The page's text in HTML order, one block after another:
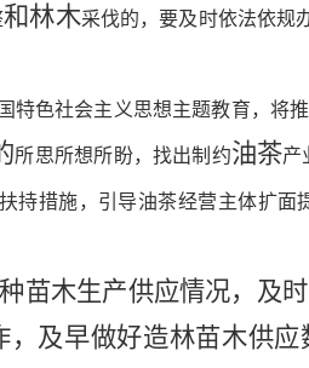
和林木采伐的，要及时依法依规
特色社会主义思想主题教育，将
所思所想所盼，找出制约油茶产
扶持措施，引导油茶经营主体扩面
苗木生产供应情况，及
及早做好造林苗木供